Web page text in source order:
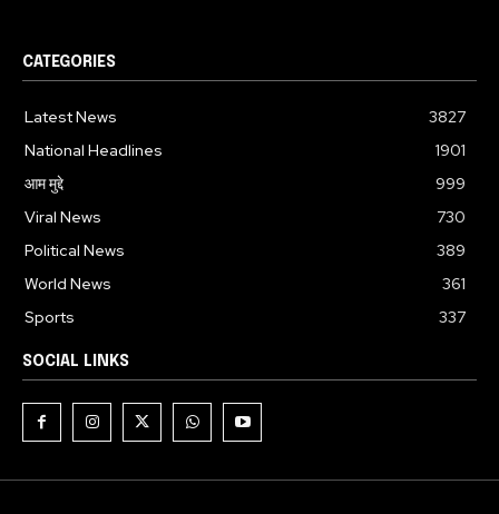
CATEGORIES
Latest News
3827
National Headlines
1901
आम मुद्दे
999
Viral News
730
Political News
389
World News
361
Sports
337
SOCIAL LINKS